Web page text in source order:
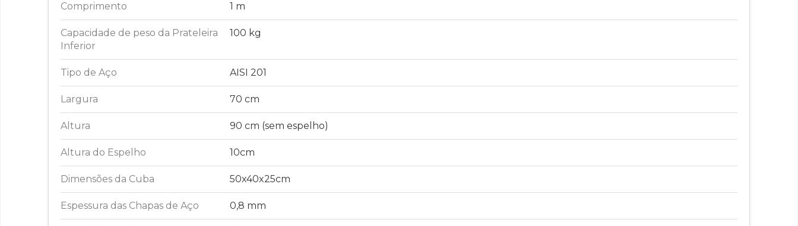
Comprimento 1 m
Capacidade de peso da Prateleira
Inferior
100 kg
Tipo de Aço AISI 201
Largura 70 cm
Altura 90 cm (sem espelho)
Altura do Espelho 10cm
Dimensões da Cuba 50x40x25cm
Espessura das Chapas de Aço 0,8 mm